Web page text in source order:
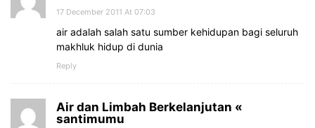
17 December 2011 At 07:03
air adalah salah satu sumber kehidupan bagi seluruh
makhluk hidup di dunia
Reply
Air dan Limbah Berkelanjutan «
santimumu